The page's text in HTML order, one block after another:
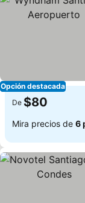
Opción destacada
De $80
Mira precios de 6